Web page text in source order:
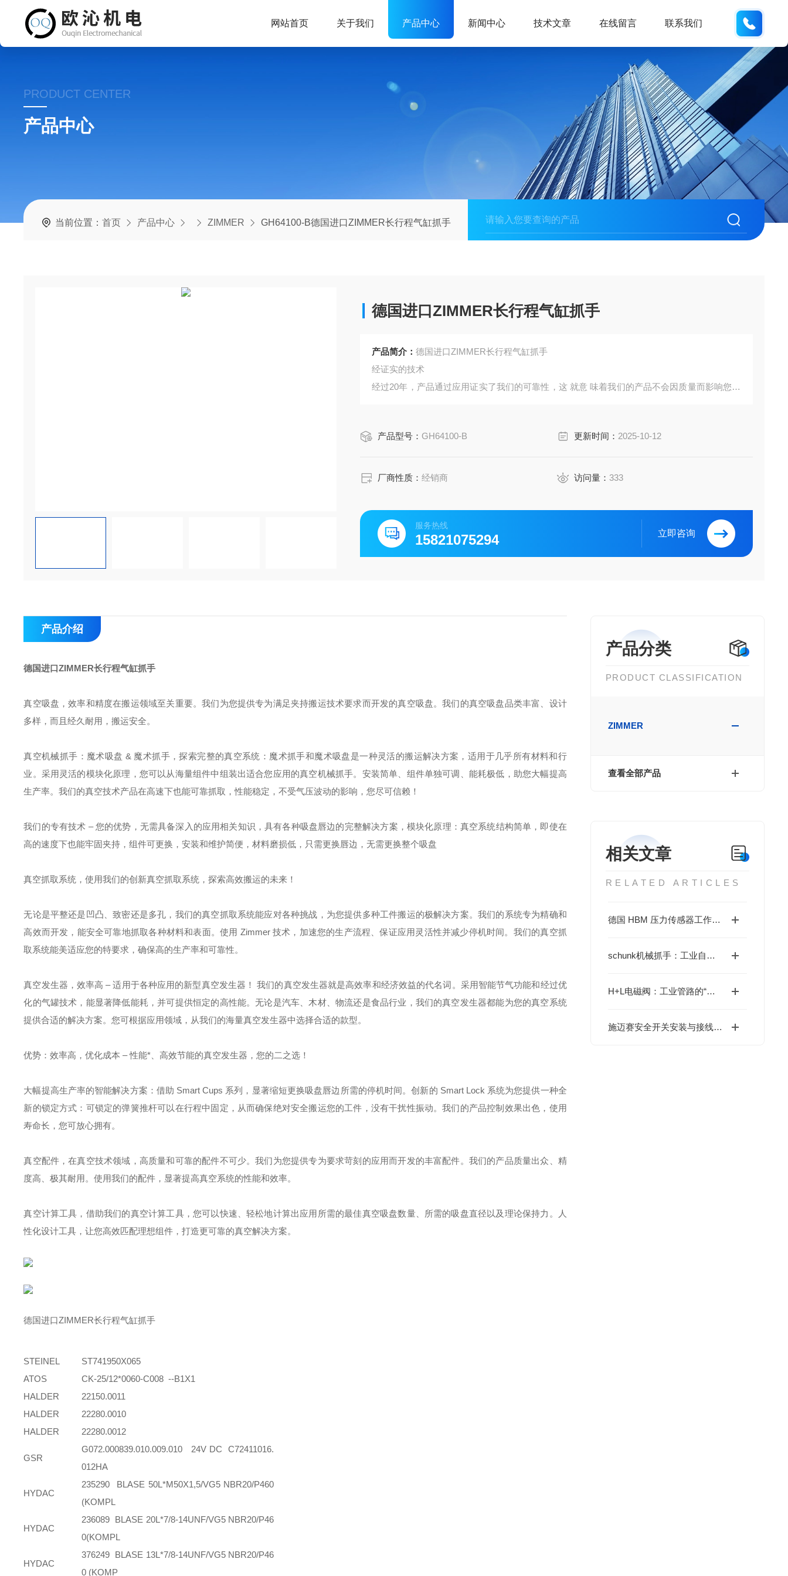
网站首页 关于我们 产品中心 新闻中心 技术文章 在线留言 联系我们
PRODUCT CENTER
产品中心
当前位置：首页 产品中心 ZIMMER GH64100-B德国进口ZIMMER长行程气缸抓手
德国进口ZIMMER长行程气缸抓手
产品简介：德国进口ZIMMER长行程气缸抓手
经证实的技术
经过20年，产品通过应用证实了我们的可靠性，这 就意 味着我们的产品不会因质量而影响您的
确保在最小的安装空间内 提供最大的抓取力
您可以根据您应用需要使用调节螺丝调节其180&amp;amp;amp;amp;amp;#176;的张开角度
产品型号： GH64100-B 更新时间： 2025-10-12
厂商性质：经销商 访问量： 333
服务热线
15821075294 立即咨询
产品分类
PRODUCT CLASSIFICATION
ZIMMER
查看全部产品
相关文章
RELATED ARTICLES
德国 HBM 压力传感器工作原理详解
schunk机械抓手：工业自动化柔性生产里的“精准捕手”
H+L电磁阀：工业管路的“精准指挥官”
施迈赛安全开关安装与接线指南
产品介绍
德国进口ZIMMER长行程气缸抓手
真空吸盘，效率和精度在搬运领域至关重要。我们为您提供专为满足夹持搬运技术要求而开发的真空吸盘。我们的真空吸盘品类丰富、设计
多样，而且经久耐用，搬运安全。
真空机械抓手：魔术吸盘 & 魔术抓手，探索完整的真空系统：魔术抓手和魔术吸盘是一种灵活的搬运解决方案，适用于几乎所有材料和行
业。采用灵活的模块化原理，您可以从海量组件中组装出适合您应用的真空机械抓手。安装简单、组件单独可调、能耗极低，助您大幅提高
生产率。我们的真空技术产品在高速下也能可靠抓取，性能稳定，不受气压波动的影响，您尽可信赖！
我们的专有技术 – 您的优势，无需具备深入的应用相关知识，具有各种吸盘唇边的完整解决方案，模块化原理：真空系统结构简单，即使在
高的速度下也能牢固夹持，组件可更换，安装和维护简便，材料磨损低，只需更换唇边，无需更换整个吸盘
真空抓取系统，使用我们的创新真空抓取系统，探索高效搬运的未来！
无论是平整还是凹凸、致密还是多孔，我们的真空抓取系统能应对各种挑战，为您提供多种工件搬运的极解决方案。我们的系统专为精确和
高效而开发，能安全可靠地抓取各种材料和表面。使用 Zimmer 技术，加速您的生产流程、保证应用灵活性并减少停机时间。我们的真空抓
取系统能美适应您的特要求，确保高的生产率和可靠性。
真空发生器，效率高 – 适用于各种应用的新型真空发生器！ 我们的真空发生器就是高效率和经济效益的代名词。采用智能节气功能和经过优
化的气罐技术，能显著降低能耗，并可提供恒定的高性能。无论是汽车、木材、物流还是食品行业，我们的真空发生器都能为您的真空系统
提供合适的解决方案。您可根据应用领域，从我们的海量真空发生器中选择合适的款型。
优势：效率高，优化成本 – 性能*、高效节能的真空发生器，您的二之选！
大幅提高生产率的智能解决方案：借助 Smart Cups 系列，显著缩短更换吸盘唇边所需的停机时间。创新的 Smart Lock 系统为您提供一种全
新的锁定方式：可锁定的弹簧推杆可以在行程中固定，从而确保绝对安全搬运您的工件，没有干扰性振动。我们的产品控制效果出色，使用
寿命长，您可放心拥有。
真空配件，在真空技术领域，高质量和可靠的配件不可少。我们为您提供专为要求苛刻的应用而开发的丰富配件。我们的产品质量出众、精
度高、极其耐用。使用我们的配件，显著提高真空系统的性能和效率。
真空计算工具，借助我们的真空计算工具，您可以快速、轻松地计算出应用所需的最佳真空吸盘数量、所需的吸盘直径以及理论保持力。人
性化设计工具，让您高效匹配理想组件，打造更可靠的真空解决方案。
德国进口ZIMMER长行程气缸抓手
STEINEL
ST741950X065
ATOS
CK-25/12*0060-C008 --B1X1
HALDER
22150.0011
HALDER
22280.0010
HALDER
22280.0012
GSR
G072.000839.010.009.010 24V DC C72411016.
012HA
HYDAC
235290 BLASE 50L*M50X1,5/VG5 NBR20/P460
(KOMPL
HYDAC
236089 BLASE 20L*7/8-14UNF/VG5 NBR20/P46
0(KOMPL
HYDAC
376249 BLASE 13L*7/8-14UNF/VG5 NBR20/P46
0 (KOMP